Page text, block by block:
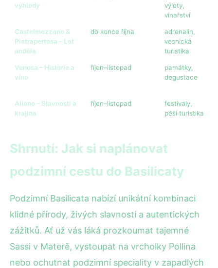
výhledy
výlety,
vinařství
Castelmezzano &
Pietrapertosa – Let
anděla
do konce října
adrenalin,
vesnická
turistika
Venosa – Historie a
víno
říjen–listopad
památky,
degustace
Aliano – Slavnosti a
krajina
říjen–listopad
festivaly,
pěší turistika
Shrnutí: Jak si naplánovat
podzimní cestu do Basilicaty
Podzimní Basilicata nabízí unikátní kombinaci
klidné přírody, živých slavností a autentických
zážitků. Ať už vás láká prozkoumat tajemné
Sassi v Materě, vystoupat na vrcholky Pollina
nebo ochutnat podzimní speciality v zapadlých